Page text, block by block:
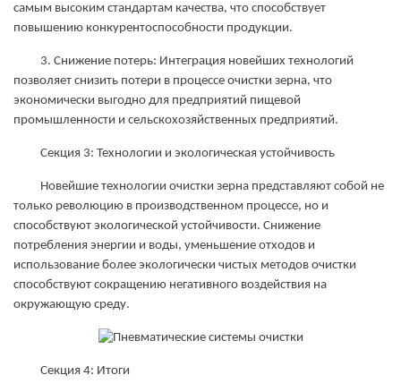
самым высоким стандартам качества, что способствует
повышению конкурентоспособности продукции.
3. Снижение потерь: Интеграция новейших технологий
позволяет снизить потери в процессе очистки зерна, что
экономически выгодно для предприятий пищевой
промышленности и сельскохозяйственных предприятий.
Секция 3: Технологии и экологическая устойчивость
Новейшие технологии очистки зерна представляют собой не
только революцию в производственном процессе, но и
способствуют экологической устойчивости. Снижение
потребления энергии и воды, уменьшение отходов и
использование более экологически чистых методов очистки
способствуют сокращению негативного воздействия на
окружающую среду.
Секция 4: Итоги